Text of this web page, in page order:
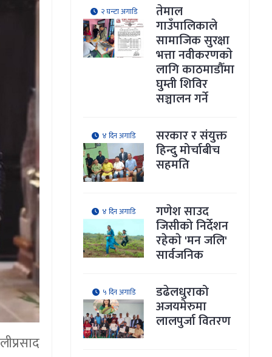
२ घन्टा अगाडि तेमाल
गाउँपालिकाले
सामाजिक सुरक्षा
भत्ता नवीकरणकाे
लागि काठमाडौँमा
घुम्ती शिविर
सञ्चालन गर्ने
४ दिन अगाडि सरकार र संयुक्त
हिन्दु मोर्चाबीच
सहमति
४ दिन अगाडि गणेश साउद
जिसीको निर्देशन
रहेकाे 'मन जलि'
सार्वजनिक
५ दिन अगाडि डढेलधुराको
अजयमेरुमा
लालपुर्जा वितरण